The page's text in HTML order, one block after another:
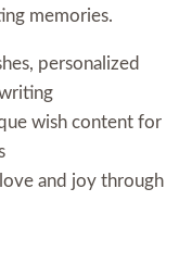
memories.
personalized
wish content for
and joy through